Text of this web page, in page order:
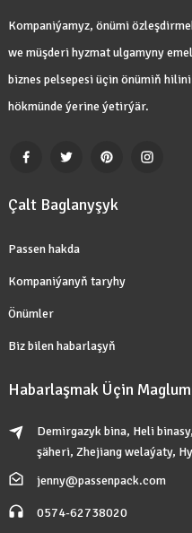
Kompaniýamyz, önümi
we müşderi hyzmat ulgamyny
biznes pelsepesi üçin önümiň
hökmünde ýerine ýetirýär.
Çalt Baglanyşyk
Passen hakda
Kompaniýanyň taryhy
Önümler
Biz bilen habarlaşyň
Habarlaşmak Üçin
Demirgazyk bina, Heli
şäheri, Zhejiang welaýaty,
jenny@passenpack.com
0574-62738020